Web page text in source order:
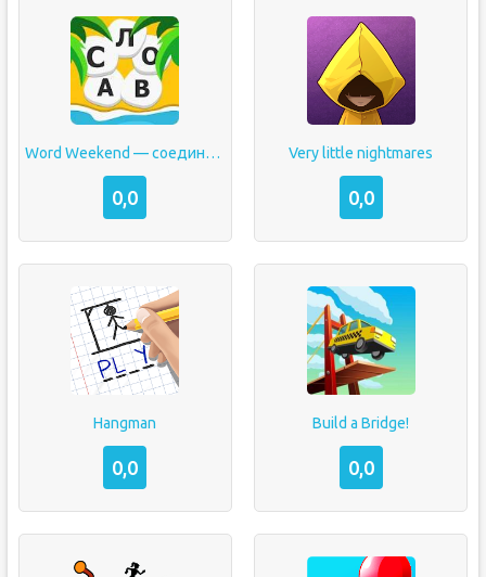
Word Weekend — соедини буквы в слова
0,0
Very little nightmares
0,0
Hangman
0,0
Build a Bridge!
0,0